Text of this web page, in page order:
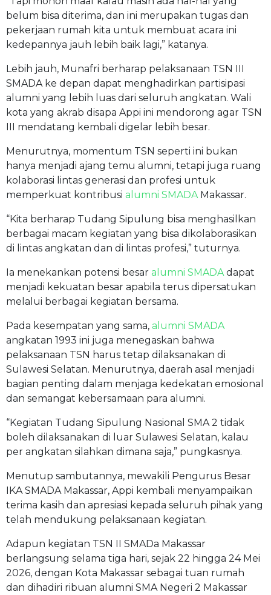
belum bisa diterima, dan ini merupakan tugas dan
pekerjaan rumah kita untuk membuat acara ini
kedepannya jauh lebih baik lagi,” katanya.
Lebih jauh, Munafri berharap pelaksanaan TSN III
SMADA ke depan dapat menghadirkan partisipasi
alumni yang lebih luas dari seluruh angkatan. Wali
kota yang akrab disapa Appi ini mendorong agar TSN
III mendatang kembali digelar lebih besar.
Menurutnya, momentum TSN seperti ini bukan
hanya menjadi ajang temu alumni, tetapi juga ruang
kolaborasi lintas generasi dan profesi untuk
memperkuat kontribusi alumni SMADA Makassar.
“Kita berharap Tudang Sipulung bisa menghasilkan
berbagai macam kegiatan yang bisa dikolaborasikan
di lintas angkatan dan di lintas profesi,” tuturnya.
Ia menekankan potensi besar alumni SMADA dapat
menjadi kekuatan besar apabila terus dipersatukan
melalui berbagai kegiatan bersama.
Pada kesempatan yang sama, alumni SMADA
angkatan 1993 ini juga menegaskan bahwa
pelaksanaan TSN harus tetap dilaksanakan di
Sulawesi Selatan. Menurutnya, daerah asal menjadi
bagian penting dalam menjaga kedekatan emosional
dan semangat kebersamaan para alumni.
“Kegiatan Tudang Sipulung Nasional SMA 2 tidak
boleh dilaksanakan di luar Sulawesi Selatan, kalau
per angkatan silahkan dimana saja,” pungkasnya.
Menutup sambutannya, mewakili Pengurus Besar
IKA SMADA Makassar, Appi kembali menyampaikan
terima kasih dan apresiasi kepada seluruh pihak yang
telah mendukung pelaksanaan kegiatan.
Adapun kegiatan TSN II SMADa Makassar
berlangsung selama tiga hari, sejak 22 hingga 24 Mei
2026, dengan Kota Makassar sebagai tuan rumah
dan dihadiri ribuan alumni SMA Negeri 2 Makassar